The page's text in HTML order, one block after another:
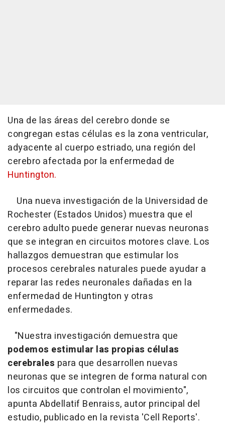
Una de las áreas del cerebro donde se
congregan estas células es la zona ventricular,
adyacente al cuerpo estriado, una región del
cerebro afectada por la enfermedad de
Huntington.
Una nueva investigación de la Universidad de
Rochester (Estados Unidos) muestra que el
cerebro adulto puede generar nuevas neuronas
que se integran en circuitos motores clave. Los
hallazgos demuestran que estimular los
procesos cerebrales naturales puede ayudar a
reparar las redes neuronales dañadas en la
enfermedad de Huntington y otras
enfermedades.
"Nuestra investigación demuestra que
podemos estimular las propias células
cerebrales para que desarrollen nuevas
neuronas que se integren de forma natural con
los circuitos que controlan el movimiento",
apunta Abdellatif Benraiss, autor principal del
estudio, publicado en la revista 'Cell Reports'.